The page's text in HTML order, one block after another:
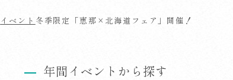
イベント 冬季限定「恵那×北海道フェア」開催！
年間イベントから探す